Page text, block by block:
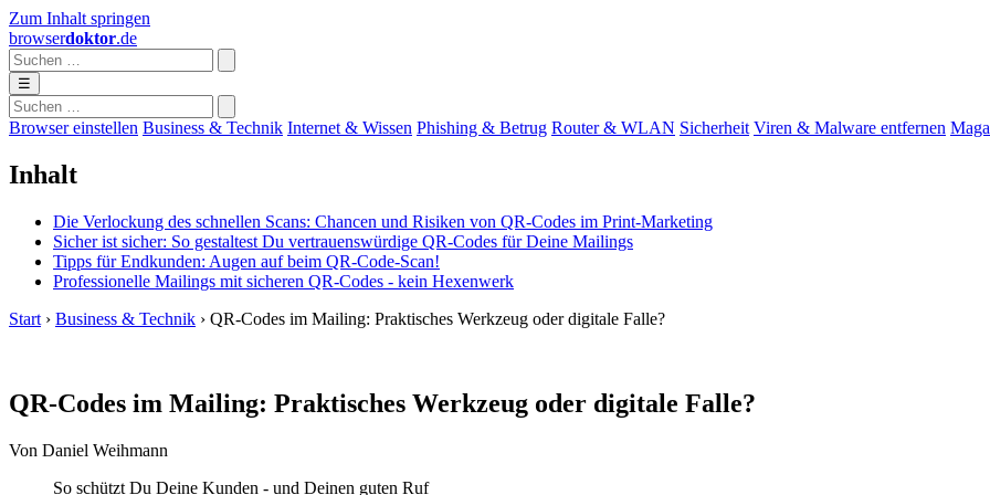
Zum Inhalt springen
browserdoktor.de
☰
Browser einstellen Business & Technik Internet & Wissen Phishing & Betrug Router & WLAN Sicherheit Viren & Malware entfernen
Inhalt
Die Verlockung des schnellen Scans: Chancen und Risiken von QR-Codes im Print-Marketing
Sicher ist sicher: So gestaltest Du vertrauenswürdige QR-Codes für Deine Mailings
Tipps für Endkunden: Augen auf beim QR-Code-Scan!
Professionelle Mailings mit sicheren QR-Codes - kein Hexenwerk
Start › Business & Technik › QR-Codes im Mailing: Praktisches Werkzeug oder digitale Falle?
QR-Codes im Mailing: Praktisches Werkzeug oder digitale Falle?
Von Daniel Weihmann
So schützt Du Deine Kunden - und Deinen guten Ruf